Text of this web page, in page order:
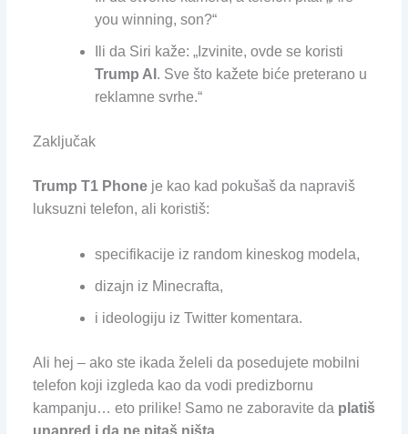
you winning, son?“
Ili da Siri kaže: „Izvinite, ovde se koristi
Trump AI . Sve što kažete biće preterano u
reklamne svrhe.“
Zaključak
Trump T1 Phoneje kao kad pokušaš da napraviš
luksuzni telefon, ali koristiš:
specifikacije iz random kineskog modela,
dizajn iz Minecrafta,
i ideologiju iz Twitter komentara.
Ali hej – ako ste ikada želeli da posedujete mobilni
telefon koji izgleda kao da vodi predizbornu
kampanju… eto prilike! Samo ne zaboravite da platiš